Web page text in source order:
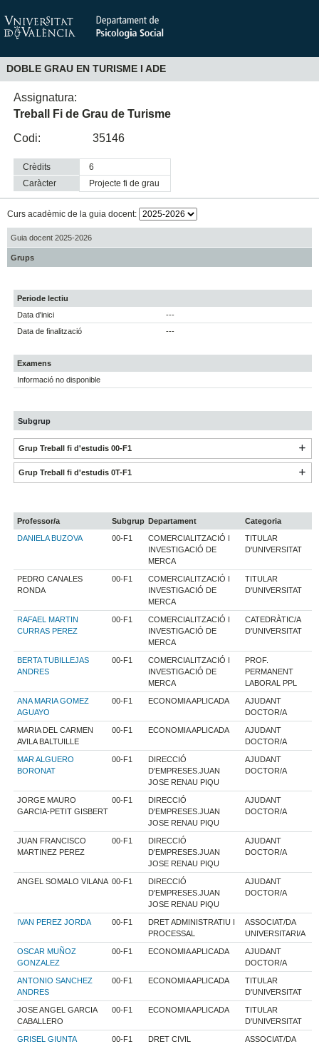
DOBLE GRAU EN TURISME I ADE
Assignatura:
Treball Fi de Grau de Turisme
Codi:
35146
Crèdits
6
Caràcter
projecte fi de grau
Curs acadèmic de la guia docent:
Guia docent 2025-2026
Grups
Periode lectiu
Data d'inici
---
Data de finalització
---
Examens
Informació no disponible
Subgrup
Grup Treball fi d'estudis 00-F1
Grup Treball fi d'estudis 0T-F1
Professor/a Subgrup Departament
Categoria
DANIELA BUZOVA
00-F1
COMERCIALITZACIÓ I
INVESTIGACIÓ DE
MERCA
TITULAR
D'UNIVERSITAT
PEDRO CANALES
RONDA
00-F1
COMERCIALITZACIÓ I
INVESTIGACIÓ DE
MERCA
TITULAR
D'UNIVERSITAT
RAFAEL MARTIN
CURRAS PEREZ
00-F1
COMERCIALITZACIÓ I
INVESTIGACIÓ DE
MERCA
CATEDRÀTIC/A
D'UNIVERSITAT
BERTA TUBILLEJAS
ANDRES
00-F1
COMERCIALITZACIÓ I
INVESTIGACIÓ DE
MERCA
PROF.
PERMANENT
LABORAL PPL
ANA MARIA GOMEZ
AGUAYO
00-F1 ECONOMIA APLICADA
AJUDANT
DOCTOR/A
MARIA DEL CARMEN
AVILA BALTUILLE
00-F1 ECONOMIA APLICADA
AJUDANT
DOCTOR/A
MAR ALGUERO
BORONAT
00-F1
DIRECCIÓ
D'EMPRESES.JUAN
JOSE RENAU PIQU
AJUDANT
DOCTOR/A
JORGE MAURO
GARCIA-PETIT GISBERT
00-F1
DIRECCIÓ
D'EMPRESES.JUAN
JOSE RENAU PIQU
AJUDANT
DOCTOR/A
JUAN FRANCISCO
MARTINEZ PEREZ
00-F1
DIRECCIÓ
D'EMPRESES.JUAN
JOSE RENAU PIQU
AJUDANT
DOCTOR/A
ANGEL SOMALO VILANA 00-F1
DIRECCIÓ
D'EMPRESES.JUAN
JOSE RENAU PIQU
AJUDANT
DOCTOR/A
IVAN PEREZ JORDA 00-F1
DRET ADMINISTRATIU I
PROCESSAL
ASSOCIAT/DA
UNIVERSITARI/A
OSCAR MUÑOZ
GONZALEZ
00-F1 ECONOMIA APLICADA
AJUDANT
DOCTOR/A
ANTONIO SANCHEZ
ANDRES
00-F1 ECONOMIA APLICADA
TITULAR
D'UNIVERSITAT
JOSE ANGEL GARCIA
CABALLERO
00-F1 ECONOMIA APLICADA
TITULAR
D'UNIVERSITAT
GRISEL GIUNTA
00-F1 DRET CIVIL
ASSOCIAT/DA